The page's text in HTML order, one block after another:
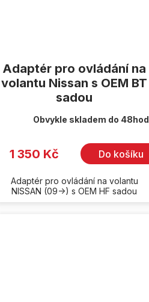
Adaptér pro ovládání na
volantu Nissan s OEM BT
sadou
Obvykle skladem do 48hod
1 350 Kč Do košíku
Adaptér pro ovládání na volantu
NISSAN (09->) s OEM HF sadou